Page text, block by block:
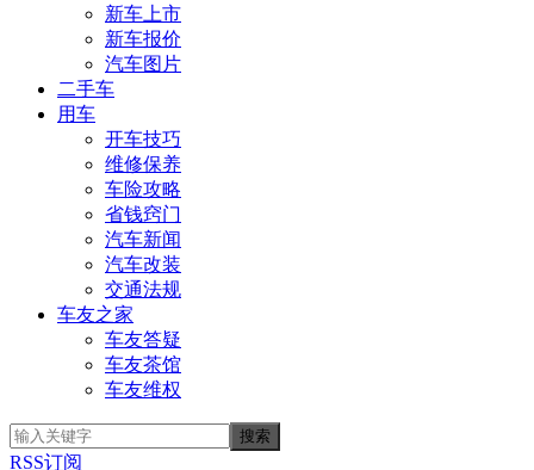
新车上市
新车报价
汽车图片
二手车
用车
开车技巧
维修保养
车险攻略
省钱窍门
汽车新闻
汽车改装
交通法规
车友之家
车友答疑
车友茶馆
车友维权
RSS订阅